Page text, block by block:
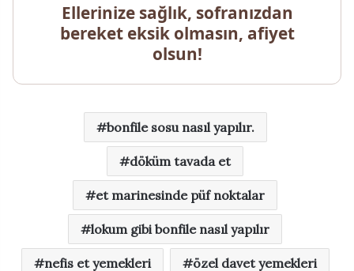
Ellerinize sağlık, sofranızdan
bereket eksik olmasın, afiyet
olsun!
bonfile sosu nasıl yapılır.
döküm tavada et
et marinesinde püf noktalar
lokum gibi bonfile nasıl yapılır
nefis et yemekleri özel davet yemekleri